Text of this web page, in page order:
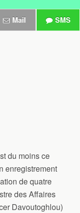
Mail SMS
du moins ce
enregistrement
de quatre
des Affaires
Davoutoghlou)